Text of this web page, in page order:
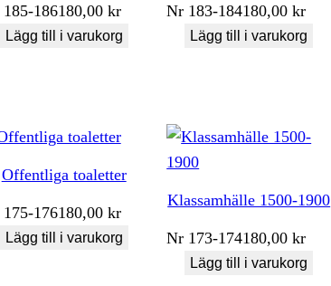
185-186180,00 kr
Lägg till i varukorg
Nr 183-184180,00kr
Lägg till i varukorg
Offentliga toaletter
175-176180,00 kr
Lägg till i varukorg
Klassamhälle 1500-1900
Nr 173-174180,00kr
Lägg till i varukorg